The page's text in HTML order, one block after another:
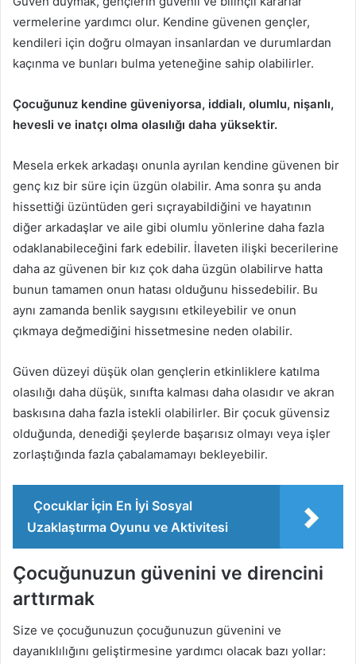
vermelerine yardımcı olur. Kendine güvenen gençler,
kendileri için doğru olmayan insanlardan ve durumlardan
kaçınma ve bunları bulma yeteneğine sahip olabilirler.
Çocuğunuz kendine güveniyorsa, iddialı, olumlu, nişanlı,
hevesli ve inatçı olma olasılığı daha yüksektir.
Mesela erkek arkadaşı onunla ayrılan kendine güvenen bir
genç kız bir süre için üzgün olabilir. Ama sonra şu anda
hissettiği üzüntüden geri sıçrayabildiğini ve hayatının
diğer arkadaşlar ve aile gibi olumlu yönlerine daha fazla
odaklanabileceğini fark edebilir. İlaveten ilişki becerilerine
daha az güvenen bir kız çok daha üzgün olabilirve hatta
bunun tamamen onun hatası olduğunu hissedebilir. Bu
aynı zamanda benlik saygısını etkileyebilir ve onun
çıkmaya değmediğini hissetmesine neden olabilir.
Güven düzeyi düşük olan gençlerin etkinliklere katılma
olasılığı daha düşük, sınıfta kalması daha olasıdır ve akran
baskısına daha fazla istekli olabilirler. Bir çocuk güvensiz
olduğunda, denediği şeylerde başarısız olmayı veya işler
zorlaştığında fazla çabalamamayı bekleyebilir.
Çocuklar İçin En İyi Sosyal
Uzaklaştırma Oyunu ve Aktivitesi
Çocuğunuzun güvenini ve direncini
arttırmak
Size ve çocuğunuzun çocuğunuzun güvenini ve
dayanıklılığını geliştirmesine yardımcı olacak bazı yollar: